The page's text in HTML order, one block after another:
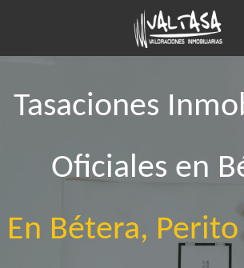
contenido
Tasaciones
Oficiales en
En Bétera, Perito